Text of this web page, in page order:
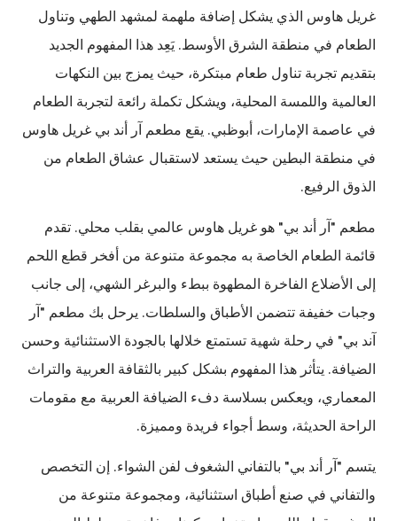
غريل هاوس الذي يشكل إضافة ملهمة لمشهد الطهي وتناول
الطعام في منطقة الشرق الأوسط. يَعِد هذا المفهوم الجديد
بتقديم تجربة تناول طعام مبتكرة، حيث يمزج بين النكهات
العالمية واللمسة المحلية، ويشكل تكملة رائعة لتجربة الطعام
في عاصمة الإمارات، أبوظبي. يقع مطعم آر أند بي غريل هاوس
في منطقة البطين حيث يستعد لاستقبال عشاق الطعام من
الذوق الرفيع.
مطعم "آر أند بي" هو غريل هاوس عالمي بقلب محلي. تقدم
قائمة الطعام الخاصة به مجموعة متنوعة من أفخر قطع اللحم
إلى الأضلاع الفاخرة المطهوة ببطء والبرغر الشهي، إلى جانب
وجبات خفيفة تتضمن الأطباق والسلطات. يرحل بك مطعم "آر
آند بي" في رحلة شهية تستمتع خلالها بالجودة الاستثنائية وحسن
الضيافة. يتأثر هذا المفهوم بشكل كبير بالثقافة العربية والتراث
المعماري، ويعكس بسلاسة دفء الضيافة العربية مع مقومات
الراحة الحديثة، وسط أجواء فريدة ومميزة.
يتسم "آر أند بي" بالتفاني الشغوف لفن الشواء. إن التخصص
والتفاني في صنع أطباق استثنائية، ومجموعة متنوعة من